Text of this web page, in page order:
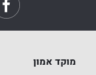
מוקד אמון